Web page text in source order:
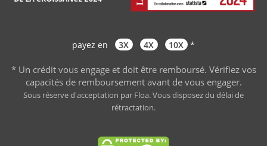
payez en 3X 4X 10X *
* Un crédit vous engage et doit être remboursé. Vérifiez vos
capacités de remboursement avant de vous engager.
Sous réserve d'acceptation par Floa. Vous disposez du délai de
rétractation.